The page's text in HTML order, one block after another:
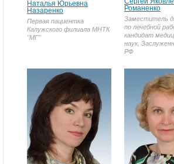
Наталья Юрьевна
Назаренко
Первая пациентка
Калужского филиала МНТК
"МГ"
Романенко
Заместитель
по лечебной
кандидат
наук,
РФ